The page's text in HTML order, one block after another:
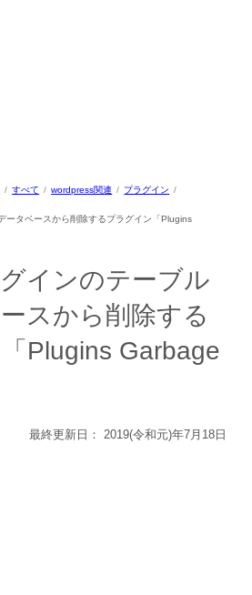
すべて wordpress関連
プラグイン
ータベースから削除するプラグイン「Plugins
インのテーブル
スから削除する
Plugins Garbage
最終更新日： 2019(令和元)年7月18日